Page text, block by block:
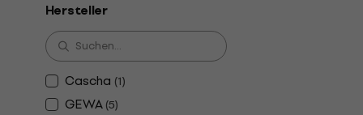
Hersteller
Cascha (1)
GEWA (5)